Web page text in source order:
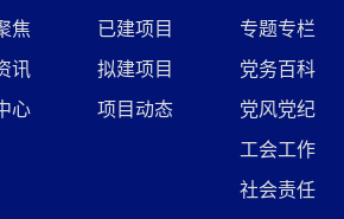
焦
讯
心
已建项目
拟建项目
项目动态
专题专栏
党务百科
党风党纪
工会工作
社会责任